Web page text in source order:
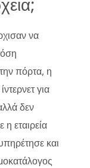
να
πόρτα, η
για
δεν
εταιρεία
και